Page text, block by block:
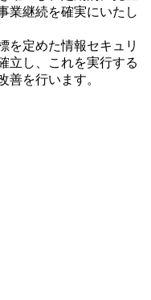
業継続を確実にいたし
を定めた情報セキュリ
立し、これを実行する
善を行います。